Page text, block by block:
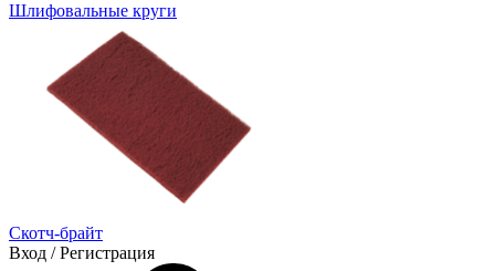
Шлифовальные круги
Скотч-брайт
Вход / Регистрация